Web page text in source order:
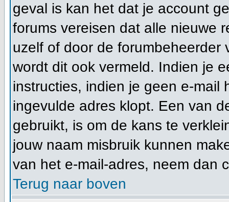
geval is kan het dat je account
forums vereisen dat alle nieuwe
uzelf of door de forumbeheerder
wordt dit ook vermeld. Indien je
instructies, indien je geen e-
ingevulde adres klopt. Een van
gebruikt, is om de kans te
jouw naam misbruik kunnen
van het e-mail-adres, neem dan
Terug naar boven